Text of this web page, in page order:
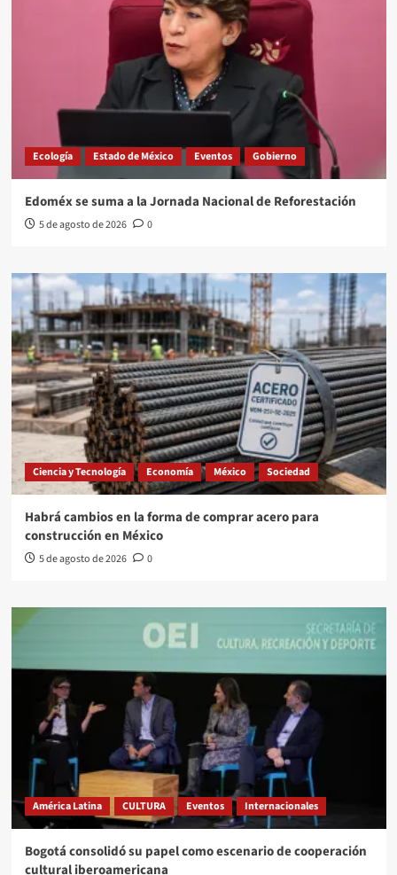
Ecología Estado de México Eventos Gobierno
Edoméx se suma a la Jornada Nacional de Reforestación
5 de agosto de 2026 0
Ciencia y Tecnología Economía México Sociedad
Habrá cambios en la forma de comprar acero para
construcción en México
5 de agosto de 2026 0
América Latina CULTURA Eventos Internacionales
Bogotá consolidó su papel como escenario de cooperación
cultural iberoamericana